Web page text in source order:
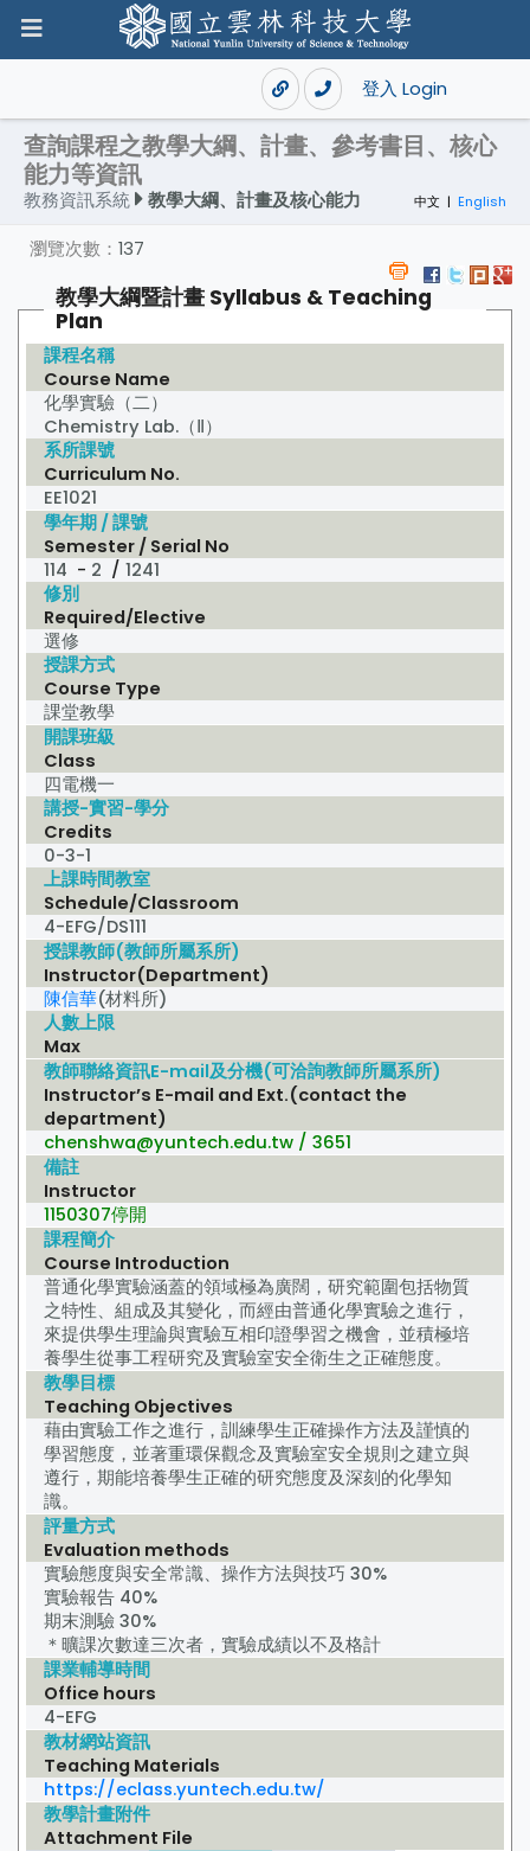
登入 Login
查詢課程之教學大綱、計畫、參考書目、核心
能力等資訊
教務資訊系統 教學大綱、計畫及核心能力 中文 | English
瀏覽次數： 137
教學大綱暨計畫 Syllabus & Teaching
Plan
課程名稱
Course Name
化學實驗（二）
Chemistry Lab.（Ⅱ）
系所課號
Curriculum No.
EE1021
學年期 / 課號
Semester / Serial No
114 - 2 / 1241
修別
Required/Elective
選修
授課方式
Course Type
課堂教學
開課班級
Class
四電機一
講授-實習-學分
Credits
0-3-1
上課時間教室
Schedule/Classroom
4-EFG/DS111
授課教師(教師所屬系所)
Instructor(Department)
陳信華(材料所)
人數上限
Max
教師聯絡資訊E-mail及分機(可洽詢教師所屬系所)
Instructor’s E-mail and Ext.(contact the
department)
chenshwa@yuntech.edu.tw / 3651
備註
Instructor
1150307停開
課程簡介
Course Introduction
普通化學實驗涵蓋的領域極為廣闊，研究範圍包括物質
之特性、組成及其變化，而經由普通化學實驗之進行，
來提供學生理論與實驗互相印證學習之機會，並積極培
養學生從事工程研究及實驗室安全衛生之正確態度。
教學目標
Teaching Objectives
藉由實驗工作之進行，訓練學生正確操作方法及謹慎的
學習態度，並著重環保觀念及實驗室安全規則之建立與
遵行，期能培養學生正確的研究態度及深刻的化學知
識。
評量方式
Evaluation methods
實驗態度與安全常識、操作方法與技巧 30%
實驗報告 40%
期末測驗 30%
＊曠課次數達三次者，實驗成績以不及格計
課業輔導時間
Office hours
4-EFG
教材網站資訊
Teaching Materials
https://eclass.yuntech.edu.tw/
教學計畫附件
Attachment File